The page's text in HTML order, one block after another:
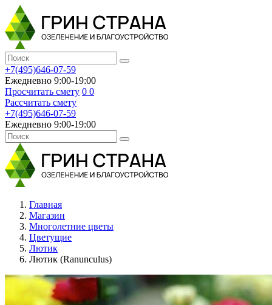
+7(495)646-07-59
Ежедневно 9:00-19:00
Просчитать смету 0 0
Рассчитать смету
+7(495)646-07-59
Ежедневно 9:00-19:00
Главная
Магазин
Многолетние цветы
Цветущие
Лютик
Лютик (Ranunculus)